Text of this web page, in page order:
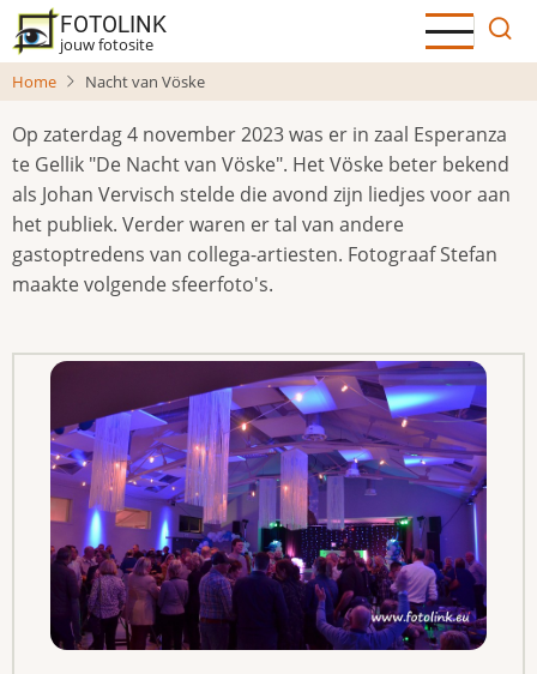
Overslaan
en
naar
inhoud
gaan
FOTOLINK
jouw fotosite
Home
Nacht van Vöske
Op zaterdag 4 november 2023 was er in zaal Esperanza
te Gellik "De Nacht van Vöske". Het Vöske beter bekend
als Johan Vervisch stelde die avond zijn liedjes voor aan
het publiek. Verder waren er tal van andere
gastoptredens van collega-artiesten. Fotograaf Stefan
maakte volgende sfeerfoto's.